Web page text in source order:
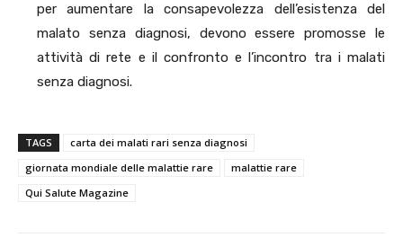
per aumentare la consapevolezza dell’esistenza del
malato senza diagnosi, devono essere promosse le
attività di rete e il confronto e l’incontro tra i malati
senza diagnosi.
TAGS
carta dei malati rari senza diagnosi
giornata mondiale delle malattie rare
malattie rare
Qui Salute Magazine